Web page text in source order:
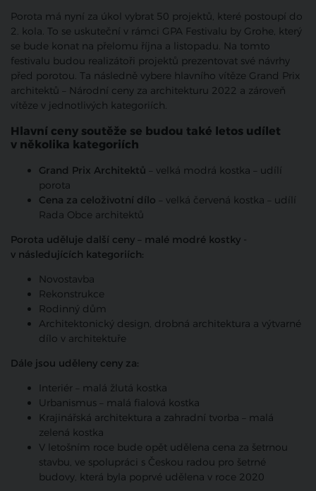
Porota má nyní za úkol vybrat 50 projektů, které postoupí do
2. kola. To se uskuteční v rámci GPA Festivalu by Grohe, který
se bude konat na přelomu října a listopadu. Na tomto
festivalu budou realizátoři projektů prezentovat své návrhy
před porotou. Ta následně vybere hlavního vítěze Grand Prix
architektů – Národní ceny za architekturu 2022 a zároveň
vítěze v jednotlivých kategoriích.
Hlavní ceny soutěže se budou také letos udílet
v několika kategoriích
Grand Prix Architektů – velká modrá kostka – udílí
porota
Cena za celoživotní dílo – velká červená kostka – udílí
Rada Obce architektů
Porota uděluje další ceny – malé modré kostky -
v následujících kategoriích:
Novostavba
Rekonstrukce
Rodinný dům
Architektonický design, drobná architektura a výtvarné
dílo v architektuře
Dále jsou uděleny ceny za:
Interiér – malá žlutá kostka
Urbanismus – malá fialová kostka
Krajinářská architektura a zahradní tvorba – malá
zelená kostka
V letošním roce bude opět udělena cena za šetrnou
stavbu, ve spolupráci s Českou radou pro šetrné
budovy, která byla poprvé udělena v roce 2020